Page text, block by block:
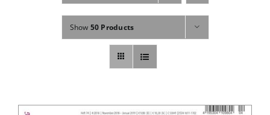
Fachbücher
Poster, Karten, Medien
Show 50 Products